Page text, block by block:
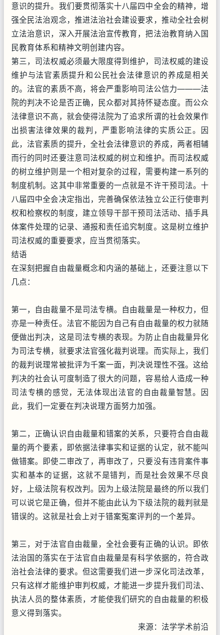
意识的提升。我们要贯彻落实十八届四中全会的精神，增
强全民法治观念，推进法治社会建设要求，推动全社会树
立法治意识，深入开展法治宣传教育，把法治教育纳入国
民教育体系和精神文明创建内容。
第三，司法权威必须最大限度得到维护，司法权威的建设
维护与法官素质提升和公民社会法律意识的养成是相关
的。法官的素质不高，将会严重影响司法公信力———法
院的判决不论是否正确，民众都对其持怀疑态度。而公众
法律意识不高，就会使得法院为了追求所谓的社会效果作
出损害法律效果的裁判，严重影响法律的实质公正。因
此，法官素质的提升，全社会法律意识的养成，两者相辅
而行的同时还要注意司法权威的树立和维护。而司法权威
的树立维护则是一个相对复杂的过程，需要构建一系列的
制度机制。这其中非常重要的一点就是不许干预司法。十
八届四中全会决定指出，完善确保依法独立公正行使审判
权和检察权的制度，建立领导干部干预司法活动、插手具
体案件处理的记录、通报和责任追究制度。这是树立维护
司法权威的重要要求，应当贯彻落实。
结语
在深刻把握自由裁量概念和内涵的基础上，还要注意以下
几点：
第一，自由裁量不是司法专横。自由裁量是一种权力，但
亦是一种责任。法官不能因为自己有自由裁量的权力就随
便做出判决，这是司法专横的表现。为防止自由裁量异化
为司法专横，就要求法官强化裁判说理。而实际上，我们
的裁判说理常被批评为千案一面，判决说理性不强。这给
判决的社会认可度制造了很大的问题，容易给人造成一种
司法专横的感觉，无法体现出法官的自由裁量智慧。因
此，我们一定要在判决说理方面努力加强。
第二，正确认识自由裁量和错案的关系，只要符合自由裁
量的两个要素，即依据法律事实和证据的认定，就不能叫
做错案。即使二审改了，再审改了，只要没有违背案件事
实和基本的证据，这就不是错判，而是社会效果不尽良
好，上级法院有权改判。因为上级法院是最终的所以我们
可以说它是正确，但并不能由此认为下级法院的裁判就是
错误的。这就是社会上对于错案冤案评判的一个差异。
第三，对于法官自由裁量，全社会要有正确的认识。即依
法治国的落实在于法官自由裁量是有科学依据的，符合政
治社会法律的要求。但这需要我们进一步深化司法改革，
只有这样才能维护审判权威，才能进一步提升我们司法、
执法人员的整体素质，才能使我们研究的自由裁量的积极
意义得到落实。
来源：法学学术前沿